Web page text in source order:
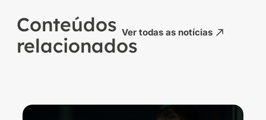
Conteúdos
relacionados
Ver todas as notícias